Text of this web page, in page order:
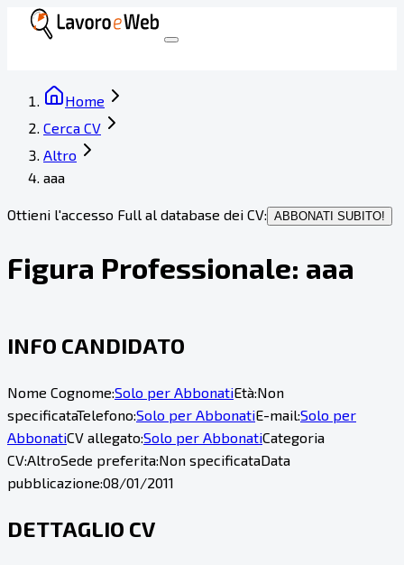
Home
Cerca CV
Altro
aaa
Ottieni l'accesso Full al database dei CV: ABBONATI SUBITO!
Figura Professionale: aaa
INFO CANDIDATO
Nome Cognome:Solo per AbbonatiEtà:Non
specificataTelefono:Solo per AbbonatiE-mail:Solo per
AbbonatiCV allegato:Solo per AbbonatiCategoria
CV:AltroSede preferita:Non specificataData
pubblicazione:08/01/2011
DETTAGLIO CV